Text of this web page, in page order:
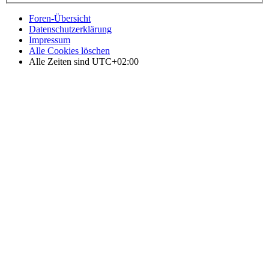
Foren-Übersicht
Datenschutzerklärung
Impressum
Alle Cookies löschen
Alle Zeiten sind UTC+02:00